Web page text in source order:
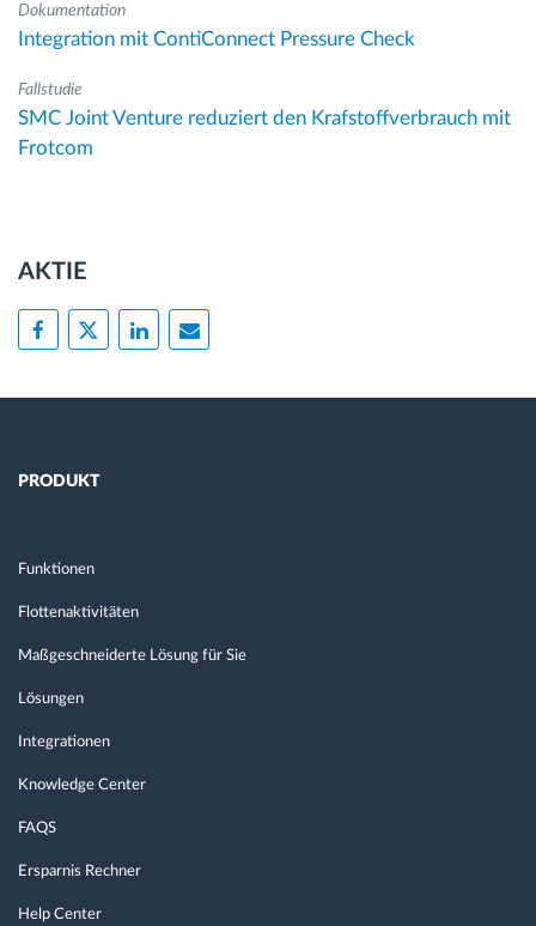
Dokumentation
Integration mit ContiConnect Pressure Check
Fallstudie
SMC Joint Venture reduziert den Krafstoffverbrauch mit
Frotcom
AKTIE
PRODUKT
Funktionen
Flottenaktivitäten
Maßgeschneiderte Lösung für Sie
Lösungen
Integrationen
Knowledge Center
FAQS
Ersparnis Rechner
Help Center